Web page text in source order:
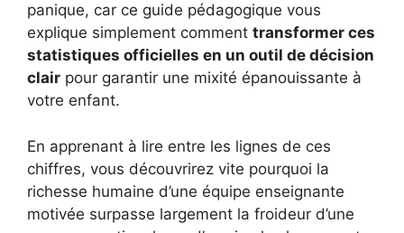
panique, car ce guide pédagogique vous
explique simplement comment transformer ces
statistiques officielles en un outil de décision
clair pour garantir une mixité épanouissante à
votre enfant.
En apprenant à lire entre les lignes de ces
chiffres, vous découvrirez vite pourquoi la
richesse humaine d’une équipe enseignante
motivée surpasse largement la froideur d’une